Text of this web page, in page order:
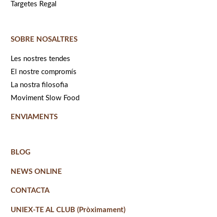
Targetes Regal
SOBRE NOSALTRES
Les nostres tendes
El nostre compromís
La nostra filosofia
Moviment Slow Food
ENVIAMENTS
BLOG
NEWS ONLINE
CONTACTA
UNIEX-TE AL CLUB (Pròximament)